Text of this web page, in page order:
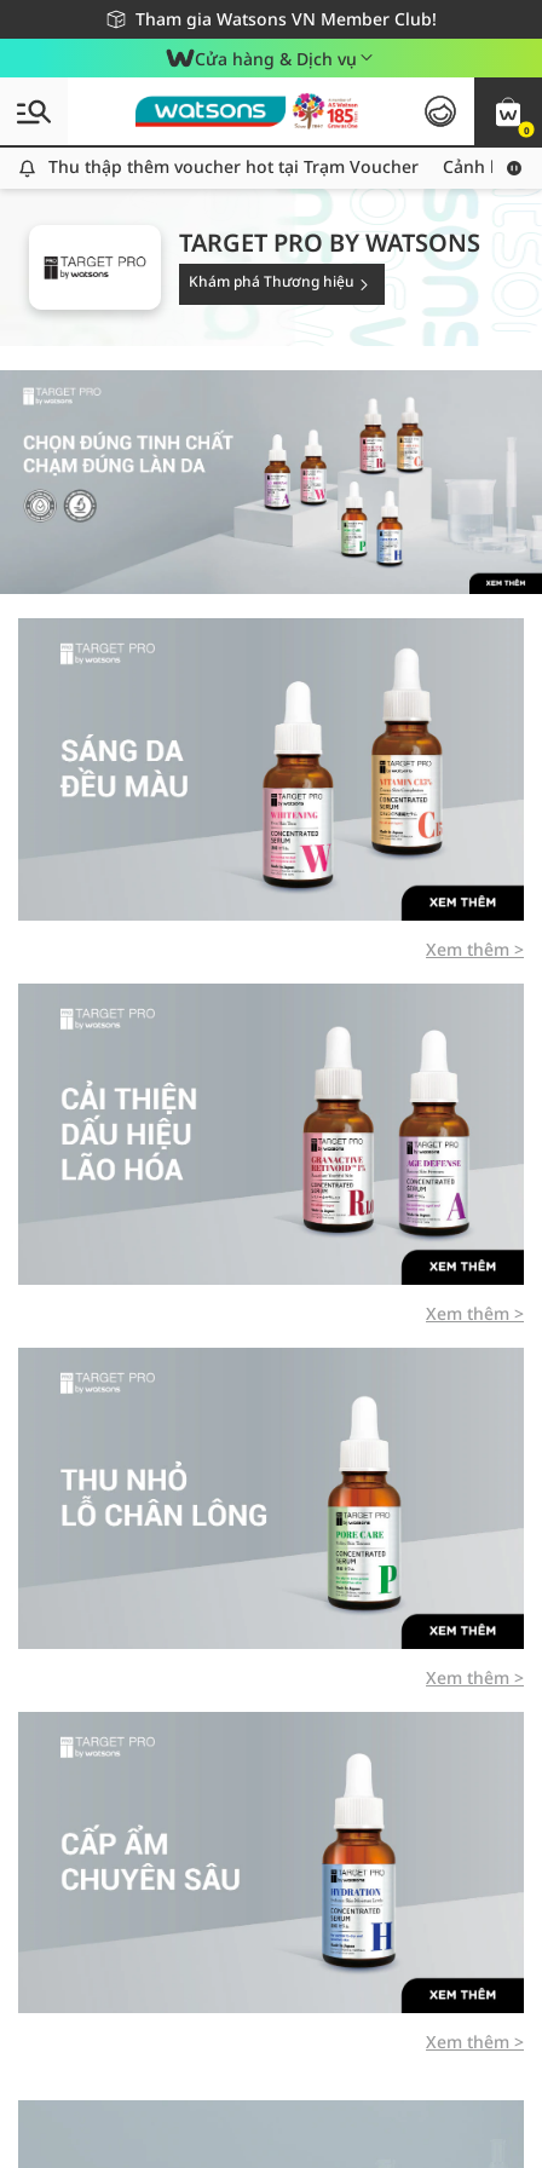
Tham gia Watsons VN Member Club!
Miễn phí giao hàng cho đơn hàng từ 249,000Đ
Giao hàng nhanh 24h - Áp dụng khu vực TP. Hồ Chí Minh
Cửa hàng & Dịch vụ
0
Thu thập thêm voucher hot tại Trạm Voucher
Thu thập thêm voucher hot tại Trạm Voucher Cảnh báo
TARGET PRO BY WATSONS
Khám phá Thương hiệu
Xem thêm >
Xem thêm >
Xem thêm >
Xem thêm >